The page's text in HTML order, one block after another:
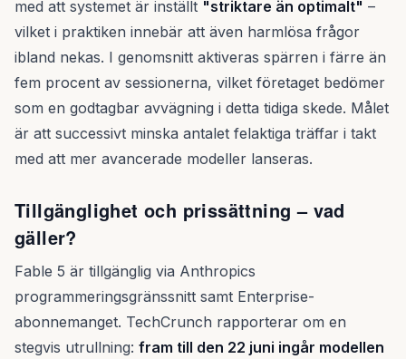
med att systemet är inställt "striktare än optimalt" –
vilket i praktiken innebär att även harmlösa frågor
ibland nekas. I genomsnitt aktiveras spärren i färre än
fem procent av sessionerna, vilket företaget bedömer
som en godtagbar avvägning i detta tidiga skede. Målet
är att successivt minska antalet felaktiga träffar i takt
med att mer avancerade modeller lanseras.
Tillgänglighet och prissättning – vad
gäller?
Fable 5 är tillgänglig via Anthropics
programmeringsgränssnitt samt Enterprise-
abonnemanget. TechCrunch rapporterar om en
stegvis utrullning: fram till den 22 juni ingår modellen